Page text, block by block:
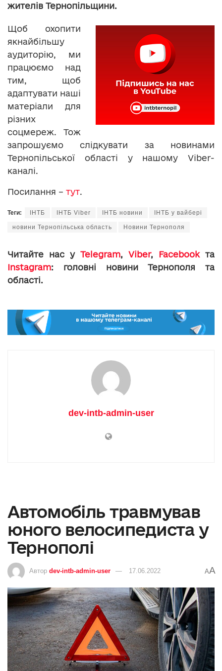
жителів Тернопільщини.
Щоб охопити
якнайбільшу
аудиторію, ми
працюємо над
тим, щоб
адаптувати наші
матеріали для
різних
соцмереж. Тож
запрошуємо слідкувати за новинами
Тернопільської області у нашому Viber-
каналі.
Посилання – тут.
Теги: ІНТБ ІНТБ Viber ІНТБ новини ІНТБ у вайбері
новини Тернопільська область Новини Тернополя
Читайте нас у Telegram, Viber, Facebookта
Instagram: головні новини Тернополя та
області.
dev-intb-admin-user
Автомобіль травмував
юного велосипедиста у
Тернополі
Автор dev-intb-admin-user 17.06.2022 AA